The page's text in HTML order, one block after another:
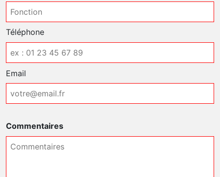
Téléphone
Email
Commentaires